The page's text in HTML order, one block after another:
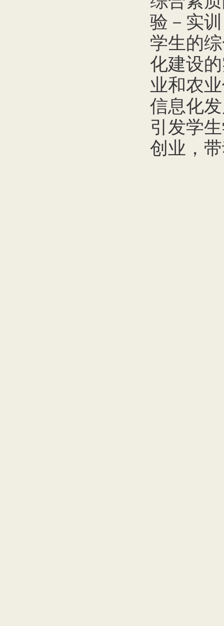
验－实
学生的
化建设
业和农
信息化
引发学
创业，